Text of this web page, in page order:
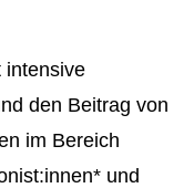
intensive
den Beitrag von
im Bereich
und